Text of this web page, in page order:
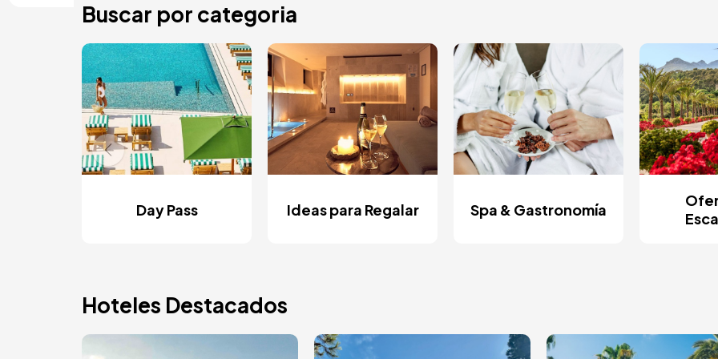
Buscar por categoria
Day Pass Ideas para Regalar Spa & Gastronomía
Hoteles Destacados